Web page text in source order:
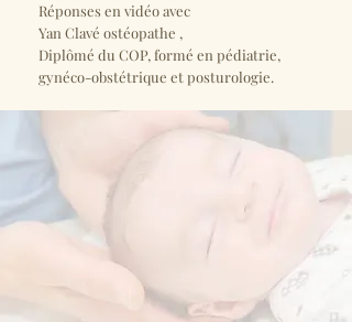
Réponses en vidéo avec
Yan Clavé ostéopathe ,
Diplômé du COP, formé en pédiatrie,
gynéco-obstétrique et posturologie.